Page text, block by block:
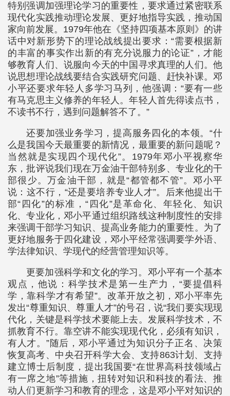
特别强调加强理论学习的重要性，要求通过紧密联系
现代化实践推动理论发展、更好地指导实践，推动国
家向前发展。1979年他在《坚持四项基本原则》的讲
话中对新形势下的理论战线提出要求：“需要根据新
的丰富的事实作出新的有充分说服力的论证”，才能
够教育人们、说服向今天的中国寻求真理的人们。他
说思想理论战线要结合实践研究问题、赶快补课。邓
小平还要求年轻人多学习马列，他强调：“要有一些
有马克思主义修养的年轻人。年轻人首先得读点书，
不读书不行，遇到问题解答不了。”
还要加强业务学习，提高服务四化的本领。“什
么是我国今天最重要的新情况，最重要的新问题呢？
当然就是实现四个现代化”。1979年邓小平视察华
东，批评说我们现在万金油干部特别多、专业化的干
部很少。万金油干部，就是“都管都不管”。邓小平
说：这不行，“还是要培养专业人才”。后来他提出干
部“四化”的标准，“四化”是革命化、年轻化、知识
化、专业化，邓小平通过组织路线这种制度性的安排
来强调干部学习知识、提高业务能力的重要性。为了
更好地服务于四化建设，邓小平经常强调要学外语、
学法律知识、学现代的经营管理知识等。
更要加强科学和文化的学习。邓小平有一个基本
观点，他说：科学技术是第一生产力，“要提倡科
学，靠科学才有希望”。改革开放之初，邓小平率先
发出“尊重知识、尊重人才”的号召，说“我们要实现现
代化，关键是科学技术要能上去。发展科学技术，不
抓教育不行。靠空讲不能实现现代化，必须有知识，
有人才。”随后，邓小平通过为知识分子正名、决策
恢复高考、中央召开科学大会、支持863计划、支持
建立博士后制度，提出我国要“在世界高科技领域占
有一席之地”等措施，扭转对知识和科技的看法、推
动人们更新学习和教育的理念，这是邓小平对知识的